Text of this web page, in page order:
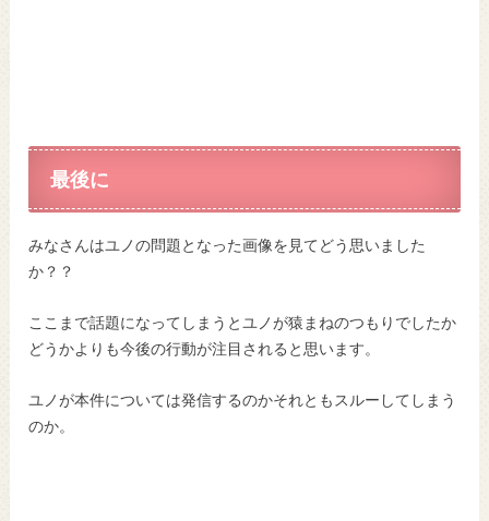
最後に
みなさんはユノの問題となった画像を見てどう思いました
か？？
ここまで話題になってしまうとユノが猿まねのつもりでしたか
どうかよりも今後の行動が注目されると思います。
ユノが本件については発信するのかそれともスルーしてしまう
のか。